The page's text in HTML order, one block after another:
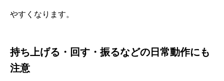
やすくなります。
持ち上げる・回す・振るなどの日常動作にも
注意